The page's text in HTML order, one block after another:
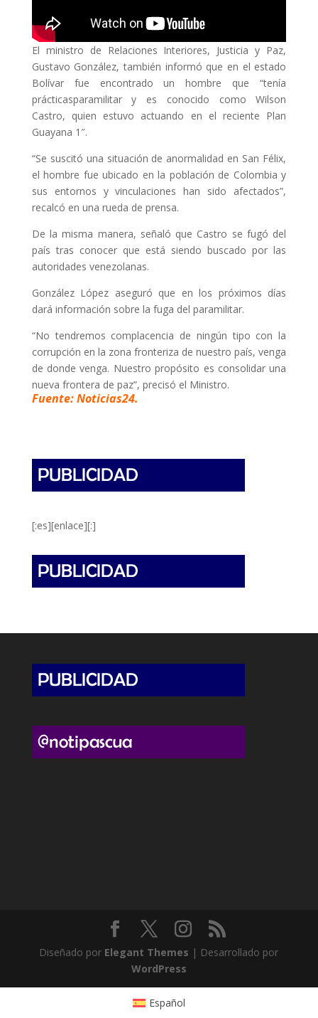
El ministro de Relaciones Interiores, Justicia y Paz,
Gustavo González, también informó que en el estado
Bolívar fue encontrado un hombre que “tenía
prácticasparamilitar y es conocido como Wilson
Castro, quien estuvo actuando en el reciente Plan
Guayana 1″.
“Se suscitó una situación de anormalidad en San Félix,
el hombre fue ubicado en la población de Colombia y
sus entornos y vinculaciones han sido afectados”,
recalcó en una rueda de prensa.
De la misma manera, señaló que Castro se fugó del
país tras conocer que está siendo buscado por las
autoridades venezolanas.
González López aseguró que en los próximos días
dará información sobre la fuga del paramilitar.
“No tendremos complacencia de ningún tipo con la
corrupción en la zona fronteriza de nuestro país, venga
de donde venga. Nuestro propósito es consolidar una
nueva frontera de paz”, precisó el Ministro.
Fuente: Noticias24.
[:es][enlace][:]
Diseñado por Elegant Themes | Desarrollado por
WordPress
Español